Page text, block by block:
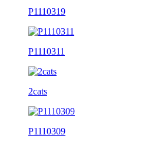
P1110319
P1110311
2cats
P1110309